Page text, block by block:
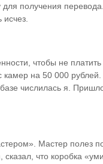
для получения
чтобы не
на 50 000
числилась я.
Мастер полез
что коробка